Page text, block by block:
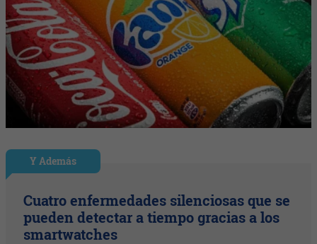
Y Además
Cuatro enfermedades silenciosas que se
pueden detectar a tiempo gracias a los
smartwatches